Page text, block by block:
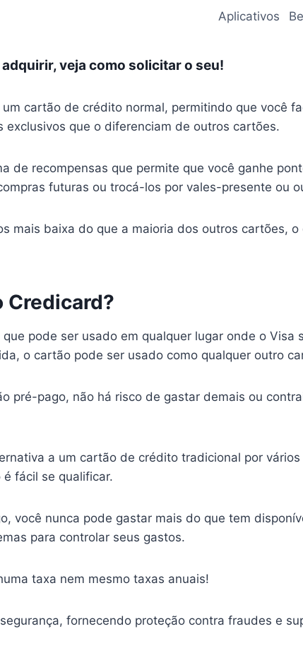
Aplicativos
veja como solicitar o seu!
cartão de crédito normal, permitindo que você
que o diferenciam de outros cartões.
de recompensas que permite que você ganhe
futuras ou trocá-los por vales-presente ou
mais baixa do que a maioria dos outros cartões,
Credicard?
pode ser usado em qualquer lugar onde o Visa
o cartão pode ser usado como qualquer outro
pré-pago, não há risco de gastar demais ou
a um cartão de crédito tradicional por
fácil se qualificar.
você nunca pode gastar mais do que tem
para controlar seus gastos.
taxa nem mesmo taxas anuais!
fornecendo proteção contra fraudes e